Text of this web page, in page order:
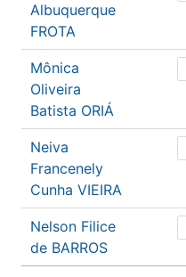
Albuquerque
FROTA
Mônica
Oliveira
Batista ORIÁ
Neiva
Francenely
Cunha VIEIRA
Nelson Filice
de BARROS